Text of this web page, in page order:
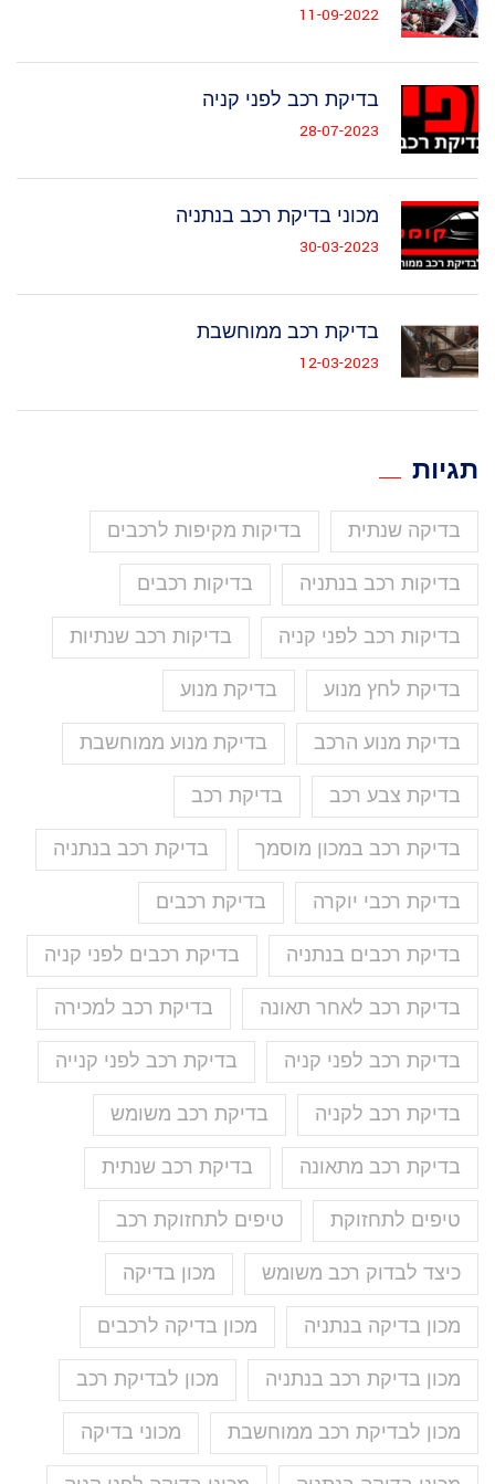
11-09-2022
בדיקת רכב לפני קניה
28-07-2023
מכוני בדיקת רכב בנתניה
30-03-2023
בדיקת רכב ממוחשבת
12-03-2023
תגיות
בדיקה שנתית בדיקות מקיפות לרכבים
בדיקות רכב בנתניה בדיקות רכבים
בדיקות רכב לפני קניה בדיקות רכב שנתיות
בדיקת לחץ מנוע בדיקת מנוע
בדיקת מנוע הרכב בדיקת מנוע ממוחשבת
בדיקת צבע רכב בדיקת רכב
בדיקת רכב במכון מוסמך בדיקת רכב בנתניה
בדיקת רכבי יוקרה בדיקת רכבים
בדיקת רכבים בנתניה בדיקת רכבים לפני קניה
בדיקת רכב לאחר תאונה בדיקת רכב למכירה
בדיקת רכב לפני קניה בדיקת רכב לפני קנייה
בדיקת רכב לקניה בדיקת רכב משומש
בדיקת רכב מתאונה בדיקת רכב שנתית
טיפים לתחזוקת טיפים לתחזוקת רכב
כיצד לבדוק רכב משומש מכון בדיקה
מכון בדיקה בנתניה מכון בדיקה לרכבים
מכון בדיקת רכב בנתניה מכון לבדיקת רכב
מכון לבדיקת רכב ממוחשבת מכוני בדיקה